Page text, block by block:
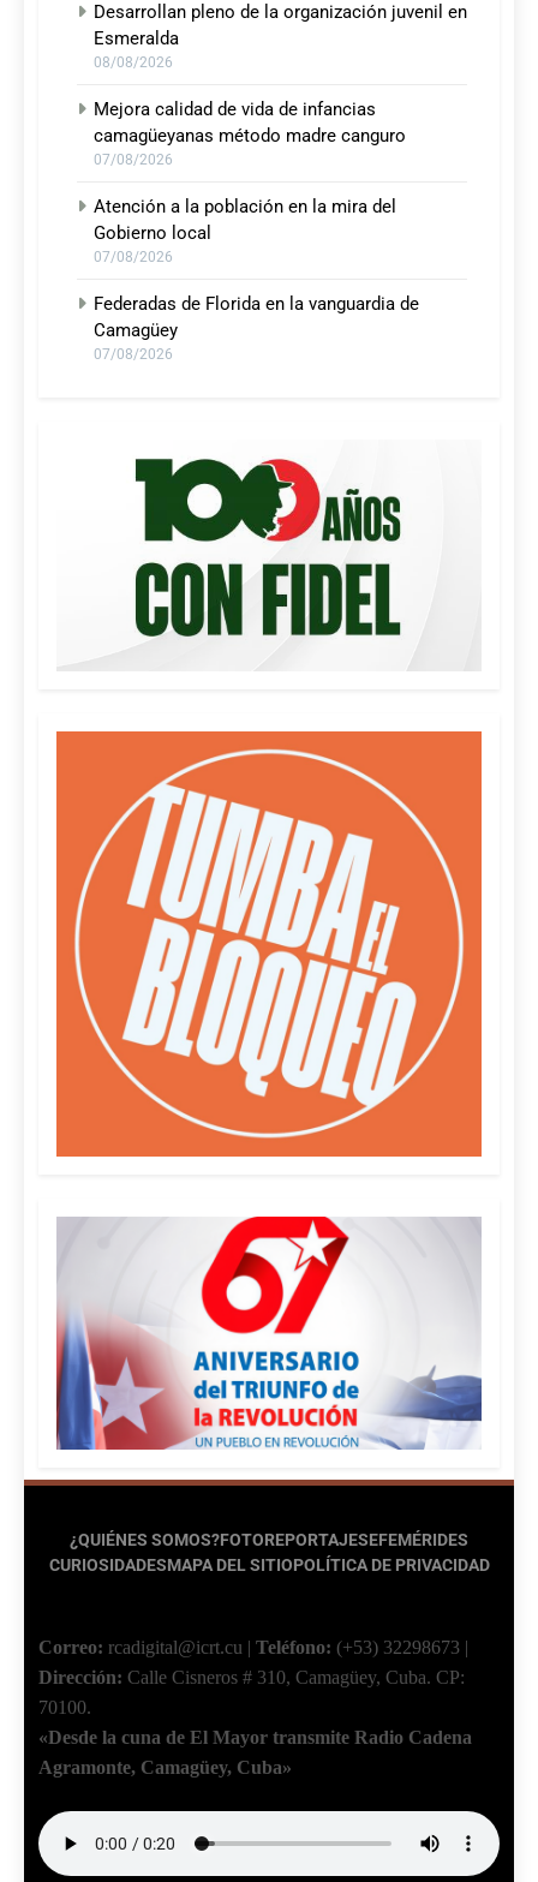
Desarrollan pleno de la organización juvenil en
Esmeralda
08/08/2026
Mejora calidad de vida de infancias
camagüeyanas método madre canguro
07/08/2026
Atención a la población en la mira del
Gobierno local
07/08/2026
Federadas de Florida en la vanguardia de
Camagüey
07/08/2026
¿QUIÉNES SOMOS?FOTOREPORTAJESEFEMÉRIDES
CURIOSIDADESMAPA DEL SITIOPOLÍTICA DE PRIVACIDAD
Correo: rcadigital@icrt.cu Teléfono: (+53) 32298673
Dirección: Calle Cisneros # 310, Camagüey, Cuba. CP:
70100.
«Desde la cuna de El Mayor transmite Radio Cadena
Agramonte, Camagüey, Cuba»